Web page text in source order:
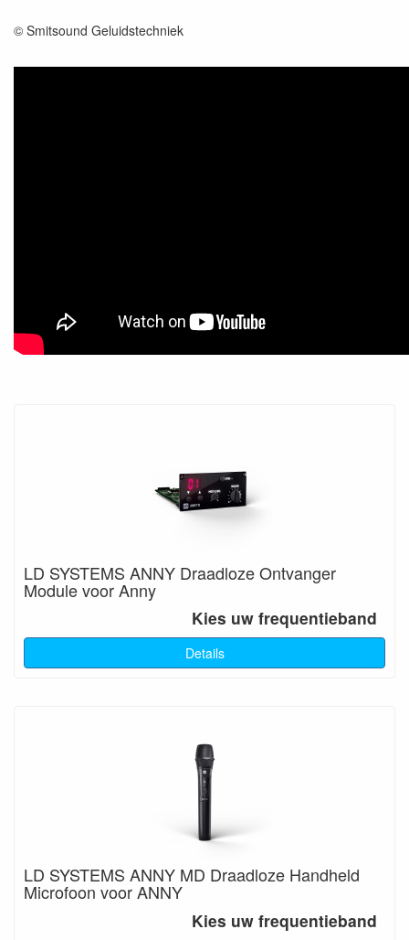
© Smitsound Geluidstechniek
LD SYSTEMS ANNY Draadloze Ontvanger
Module voor Anny
Kies uw frequentieband
Details
LD SYSTEMS ANNY MD Draadloze Handheld
Microfoon voor ANNY
Kies uw frequentieband